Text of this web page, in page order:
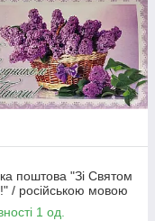
поштова "Зі Святом
/ російською мовою
1 од.